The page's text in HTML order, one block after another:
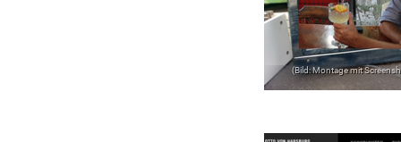
(Bild: Montage mit